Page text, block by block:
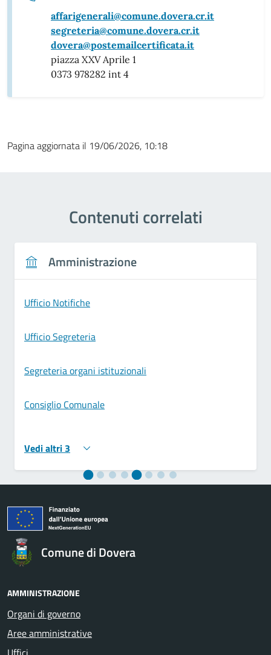
affarigenerali@comune.dovera.cr.it
segreteria@comune.dovera.cr.it
dovera@postemailcertificata.it
piazza XXV Aprile 1
0373 978282 int 4
Pagina aggiornata il 19/06/2026, 10:18
Contenuti correlati
Amministrazione
Ufficio Notifiche
Ufficio Segreteria
Segreteria organi istituzionali
Consiglio Comunale
Vedi altri 3
Comune di Dovera
AMMINISTRAZIONE
Organi di governo
Aree amministrative